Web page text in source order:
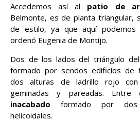
Accedemos así al patio de
Belmonte, es de planta triangular,
de estilo, ya que aquí podemos
ordenó Eugenia de Montijo.
Dos de los lados del triángulo
formado por sendos edificios de
dos alturas de ladrillo rojo con
geminadas y pareadas.
inacabado formado por dos
helicoidales.